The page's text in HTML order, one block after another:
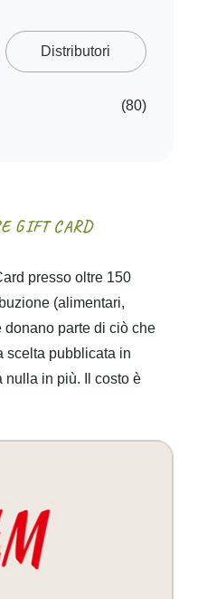
E GIFT CARD
presso oltre 150
(alimentari,
donano parte di ciò che
scelta pubblicata in
nulla in più. Il costo è
Distributori
(80)